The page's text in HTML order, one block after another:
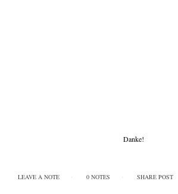
Danke!
LEAVE A NOTE 0 NOTES SHARE POST